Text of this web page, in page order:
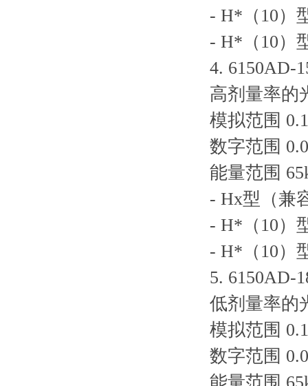
- H*（10）
- H*（10）
4. 6150AD-
高剂量率的
模拟范围
数字范围
能量范围
- Hx型（兼
- H*（10）
- H*（10）
5. 6150AD-
低剂量率的
模拟范围
数字范围